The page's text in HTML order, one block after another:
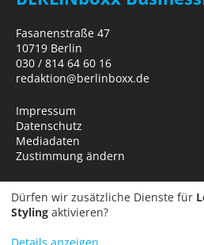
Fasanenstraße 47
10719 Berlin
030 / 814 64 60 16
redaktion@berlinboxx.de
Impressum
Datenschutz
Mediadaten
Zustimmung ändern
Dürfen wir zusätzliche Dienste für
Styling aktivieren?